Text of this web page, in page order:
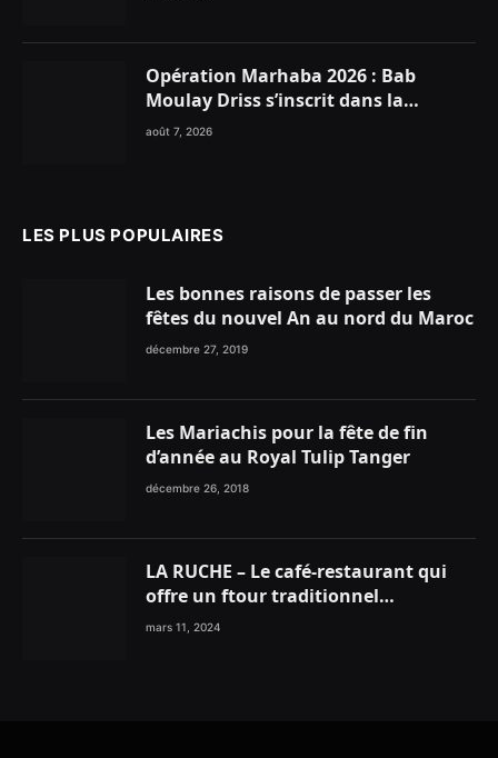
Opération Marhaba 2026 : Bab
Moulay Driss s’inscrit dans la
dynamique nationale en faveur des
août 7, 2026
LES PLUS POPULAIRES
Les bonnes raisons de passer les
fêtes du nouvel An au nord du Maroc
décembre 27, 2019
Les Mariachis pour la fête de fin
d’année au Royal Tulip Tanger
décembre 26, 2018
LA RUCHE – Le café-restaurant qui
offre un ftour traditionnel
gourmand
mars 11, 2024